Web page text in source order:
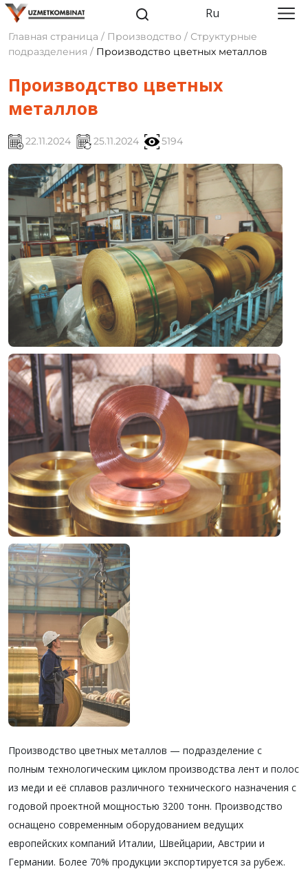
Ru
Главная страница / Производство / Структурные
подразделения / Производство цветных металлов
Производство цветных
металлов
22.11.2024 25.11.2024 5194
Производство цветных металлов — подразделение с
полным технологическим циклом производства лент и полос
из меди и её сплавов различного технического назначения с
годовой проектной мощностью 3200 тонн. Производство
оснащено современным оборудованием ведущих
европейских компаний Италии, Швейцарии, Австрии и
Германии. Более 70% продукции экспортируется за рубеж.